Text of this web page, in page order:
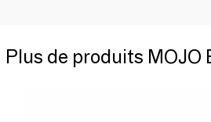
Plus de produits MOJO